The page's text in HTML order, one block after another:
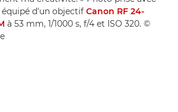
équipé d'un objectif Canon RF 24-
à 53 mm, 1/1000 s, f/4 et ISO 320. ©